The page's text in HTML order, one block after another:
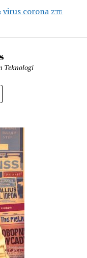
virus corona ZTE
Teknologi